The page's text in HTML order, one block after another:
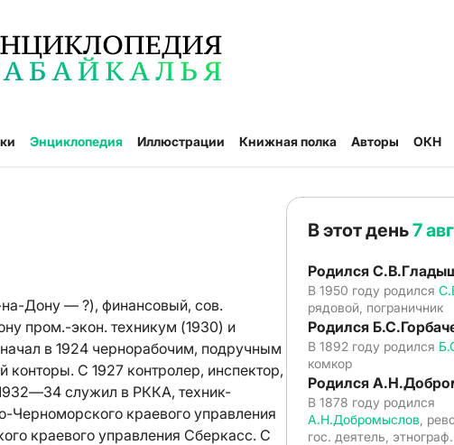
Энциклопедия Иллюстрации Книжная полка Авторы ОКН
Дону — ?), финансовый, сов.
пром.-экон. техникум (1930) и
в 1924 чернорабочим, подручным
С 1927 контролер, инспектор,
служил в РККА, техник-
Черноморского краевого управления
краевого управления Сберкасс. С
В этот день7
Родился
В 1950 году родился
рядовой, пограничник
Родился
В 1892 году родился
комкор
Родился
В 1878 году родился
А.Н.Добромыслов ,
гос. деятель, этнограф.